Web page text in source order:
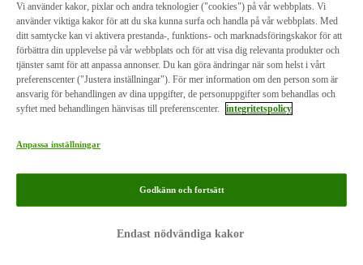
Vi använder kakor, pixlar och andra teknologier ("cookies") på vår webbplats. Vi
använder viktiga kakor för att du ska kunna surfa och handla på vår webbplats. Med
ditt samtycke kan vi aktivera prestanda-, funktions- och marknadsföringskakor för att
förbättra din upplevelse på vår webbplats och för att visa dig relevanta produkter och
tjänster samt för att anpassa annonser. Du kan göra ändringar när som helst i vårt
preferenscenter ("Justera inställningar"). För mer information om den person som är
ansvarig för behandlingen av dina uppgifter, de personuppgifter som behandlas och
syftet med behandlingen hänvisas till preferenscenter.
integritetspolicy
Anpassa inställningar
Endast nödvändiga kakor
Godkänn och fortsätt